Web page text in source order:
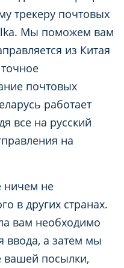
трекеру почтовых
Мы поможем вам
из Китая
почтовых
работает
все на русский
на
ничем не
в других странах.
вам необходимо
ввода, а затем мы
вашей посылки,